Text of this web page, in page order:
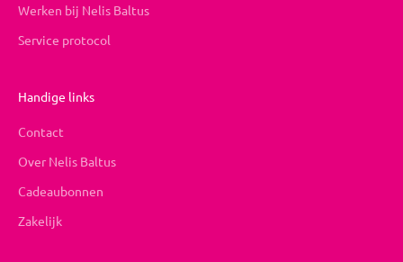
Werken bij Nelis Baltus
Service protocol
Handige links
Contact
Over Nelis Baltus
Cadeaubonnen
Zakelijk